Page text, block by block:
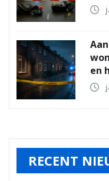
en
RECENT